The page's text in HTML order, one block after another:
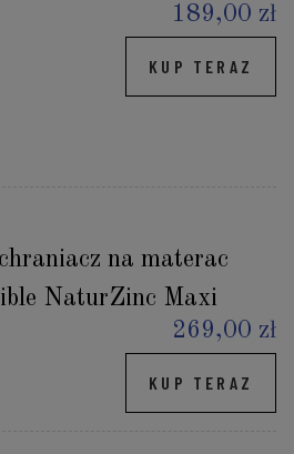
189,00 zł
KUP TERAZ
na materac
NaturZinc Maxi
269,00 zł
KUP TERAZ